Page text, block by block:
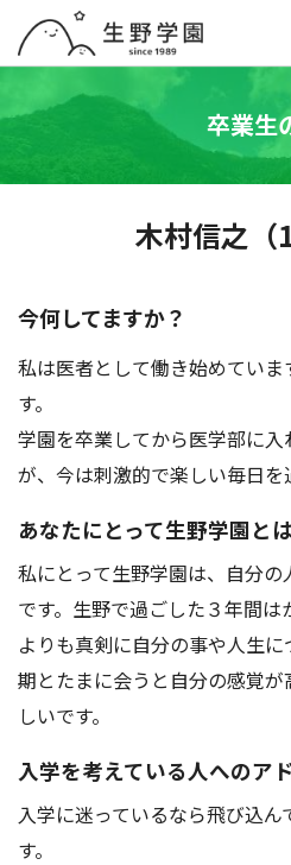
学校紹介
中学校
オープンスクール
保護者のみなさんへ
受験生のみなさんへ
アクセス
卒業生
木村信之（
今何してますか？
私は医者として働き始めてい
す。
学園を卒業してから医学部に
が、今は刺激的で楽しい毎日を
あなたにとって生野学園と
私にとって生野学園は、自分
です。生野で過ごした３年間
よりも真剣に自分の事や人生
期とたまに会うと自分の感覚
しいです。
入学を考えている人へのア
入学に迷っているなら飛び込
す。